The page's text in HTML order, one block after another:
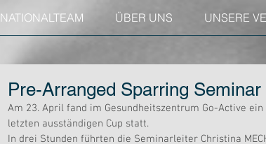
NATIONALTEAM ÜBER UNS UNSERE
Pre-Arranged Sparring Seminar
Am 23. April fand im Gesundheitszentrum Go-Active
letzten ausständigen Cup statt.
In drei Stunden führten die Seminarleiter Christina